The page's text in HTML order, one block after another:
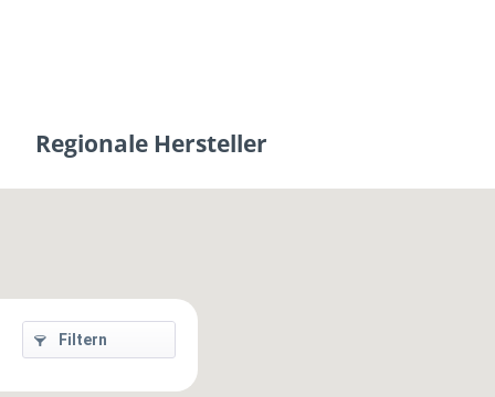
Regionale Hersteller
Filtern